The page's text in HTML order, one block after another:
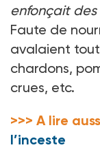
enfonçait des
Faute de
avalaient tout
chardons,
crues, etc.
>>> A lire
l’inceste